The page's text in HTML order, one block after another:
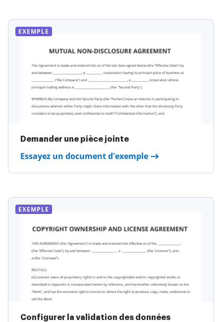
EXEMPLE
Demander une pièce jointe
Essayez un document d'exemple
EXEMPLE
Configurer la validation des données